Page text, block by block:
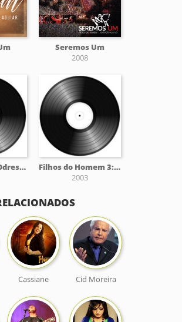
Seremos Um
2008
Livres pra Ti: Odres Novos (2003)
Filhos do Homem 3: Casa Favorita (2003)
2003
Cassiane Cid Moreira